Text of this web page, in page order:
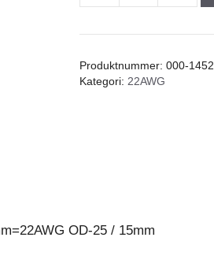
Coil
+/-3%
antall
Produktnummer:000-1452
Kategori: 22AWG
OD-25 / 15mm